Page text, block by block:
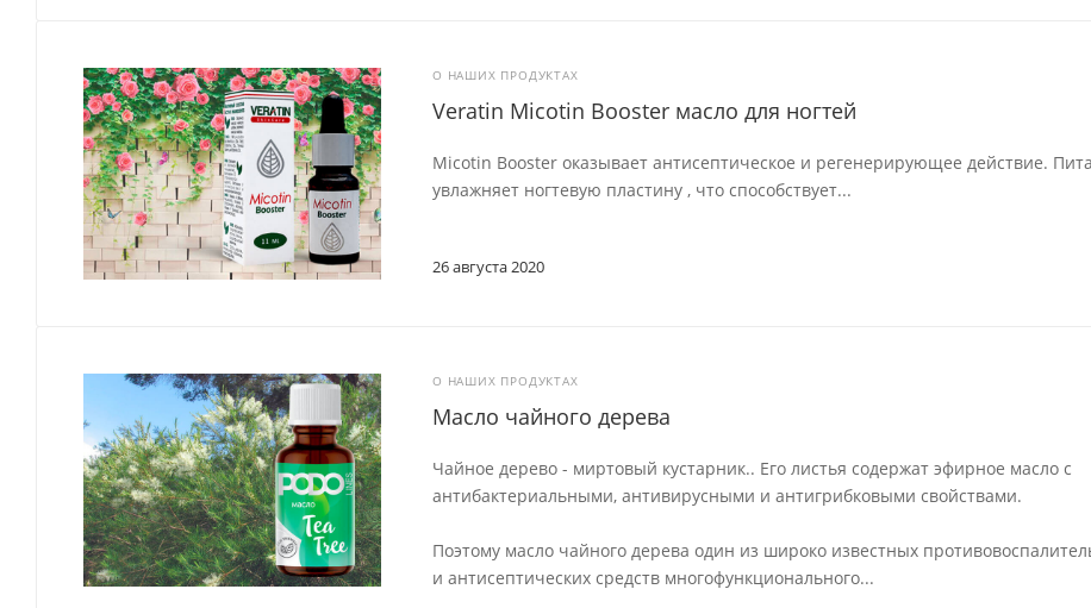
О НАШИХ ПРОДУКТАХ
26 августа 2020
Veratin Micotin Booster масло для ногтей
Micotin Booster оказывает антисептическое и регенерирующее действие.
увлажняет ногтевую пластину , что способствует...
О НАШИХ ПРОДУКТАХ
Масло чайного дерева
Чайное дерево - миртовый кустарник.. Его листья содержат эфирное масло с
антибактериальными, антивирусными и антигрибковыми свойствами.
Поэтому масло чайного дерева один из широко известных
и антисептических средств многофункционального...